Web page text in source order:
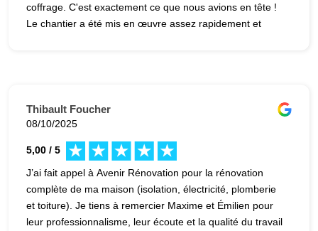
coffrage. C'est exactement ce que nous avions en tête !
Le chantier a été mis en œuvre assez rapidement et
Entreprise sérieuse à recommander.
Thibault Foucher
08/10/2025
5,00 / 5
J’ai fait appel à Avenir Rénovation pour la rénovation
complète de ma maison (isolation, électricité, plomberie
et toiture). Je tiens à remercier Maxime et Émilien pour
leur professionnalisme, leur écoute et la qualité du travail